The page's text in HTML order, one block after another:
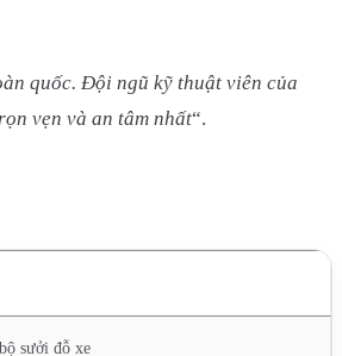
quốc. Đội ngũ kỹ thuật viên của
vẹn và an tâm nhất“.
sưởi đỗ xe